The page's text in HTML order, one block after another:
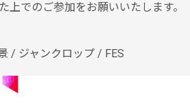
上でのご参加をお願いいたします。
/ ジャンクロップ / FES